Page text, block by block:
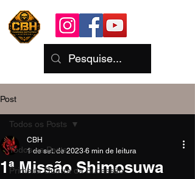
Post
Todos os Posts
Primeira Guerra da Sucessão
Todos os Posts
1ª Missão Shimosuwa
CBH
1 de set. de 2023 6 min de leitura